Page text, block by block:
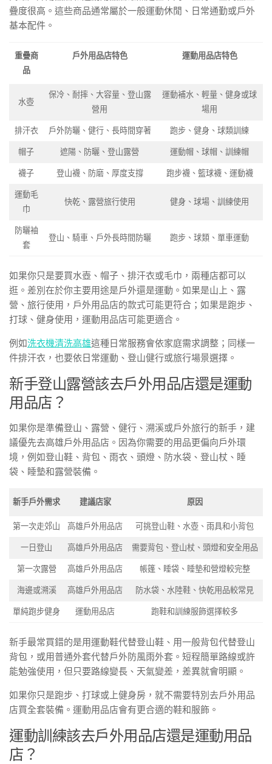
疊度很高。這些商品通常屬於一般運動休閒、日常通勤或戶外
基本配件。
重疊商
品
戶外用品店特色 運動用品店特色
水壺
保冷、耐摔、大容量、登山露
營用
運動補水、輕量、健身或球
場用
排汗衣 戶外防曬、健行、長時間穿著 跑步、健身、球類訓練
帽子 遮陽、防曬、登山露營 運動帽、球帽、訓練帽
襪子 登山襪、防磨、厚度支撐 跑步襪、籃球襪、運動襪
運動毛
巾
快乾、露營旅行使用 健身、球場、訓練使用
防曬袖
套
登山、騎車、戶外長時間防曬 跑步、球類、單車運動
如果你只是要買水壺、帽子、排汗衣或毛巾，兩種店都可以
逛。差別在於你主要用途是戶外還是運動。如果是山上、露
營、旅行使用，戶外用品店的款式可能更符合；如果是跑步、
打球、健身使用，運動用品店可能更適合。
例如洗衣機清洗高雄這種日常服務會依家庭需求調整；同樣一
件排汗衣，也要依日常運動、登山健行或旅行場景選擇。
新手登山露營該去戶外用品店還是運動
用品店？
如果你是準備登山、露營、健行、溯溪或戶外旅行的新手，建
議優先去高雄戶外用品店。因為你需要的用品更偏向戶外環
境，例如登山鞋、背包、雨衣、頭燈、防水袋、登山杖、睡
袋、睡墊和露營裝備。
新手戶外需求 建議店家 原因
第一次走郊山 高雄戶外用品店 可挑登山鞋、水壺、雨具和小背包
一日登山 高雄戶外用品店 需要背包、登山杖、頭燈和安全用品
第一次露營 高雄戶外用品店 帳篷、睡袋、睡墊和營燈較完整
海邊或溯溪 高雄戶外用品店 防水袋、水陸鞋、快乾用品較常見
單純跑步健身 運動用品店 跑鞋和訓練服飾選擇較多
新手最常買錯的是用運動鞋代替登山鞋、用一般背包代替登山
背包，或用普通外套代替戶外防風雨外套。短程簡單路線或許
能勉強使用，但只要路線變長、天氣變差，差異就會明顯。
如果你只是跑步、打球或上健身房，就不需要特別去戶外用品
店買全套裝備。運動用品店會有更合適的鞋和服飾。
運動訓練該去戶外用品店還是運動用品
店？